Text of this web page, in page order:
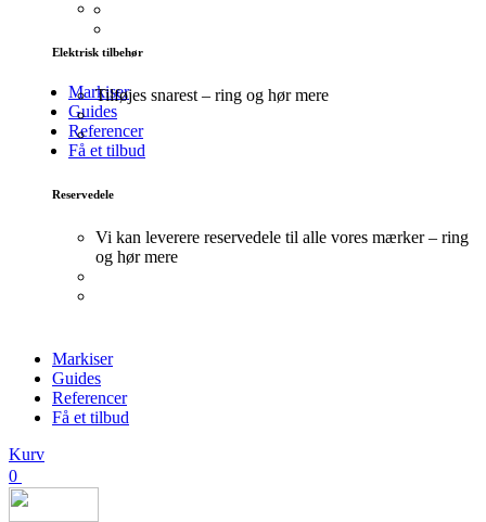
Markiser
Guides
Referencer
Få et tilbud
Elektrisk tilbehør
Tilføjes snarest – ring og hør mere
Reservedele
Vi kan leverere reservedele til alle vores mærker – ring
og hør mere
Markiser
Guides
Referencer
Få et tilbud
Kurv
0